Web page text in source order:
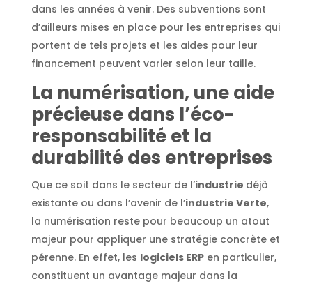
dans les années à venir. Des subventions sont
d’ailleurs mises en place pour les entreprises qui
portent de tels projets et les aides pour leur
financement peuvent varier selon leur taille.
La numérisation, une aide
précieuse dans l’éco-
responsabilité et la
durabilité des entreprises
Que ce soit dans le secteur de l’industrie déjà
existante ou dans l’avenir de l’industrie Verte,
la numérisation reste pour beaucoup un atout
majeur pour appliquer une stratégie concrète et
pérenne. En effet, les logiciels ERPen particulier,
constituent un avantage majeur dans la